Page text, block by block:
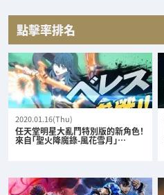
點擊率排名
2020.01.16(Thu)
任天堂明星大亂鬥特別版的新角色！
來自「聖火降魔錄-風花雪月」…